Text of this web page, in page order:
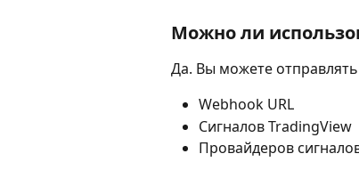
Можно ли
Да. Вы можете
Webhook URL
Сигналов TradingView
Провайдеров